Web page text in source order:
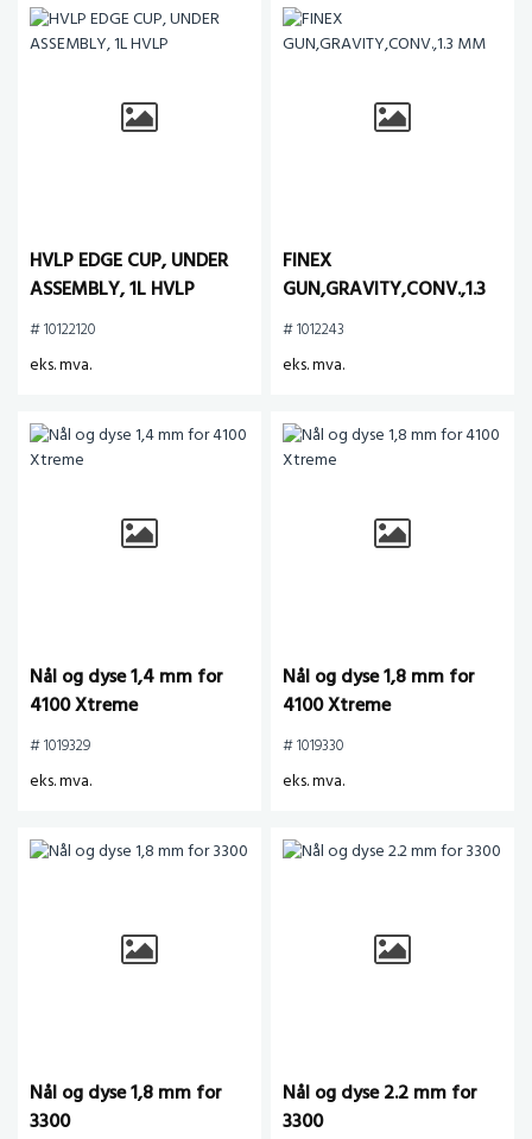
HVLP EDGE CUP, UNDER
ASSEMBLY, 1L HVLP
# 10122120
eks. mva.
FINEX
GUN,GRAVITY,CONV.,1.3
MM
# 1012243
eks. mva.
Nål og dyse 1,4 mm for
4100 Xtreme
# 1019329
eks. mva.
Nål og dyse 1,8 mm for
4100 Xtreme
# 1019330
eks. mva.
Nål og dyse 1,8 mm for
3300
Nål og dyse 2.2 mm for
3300